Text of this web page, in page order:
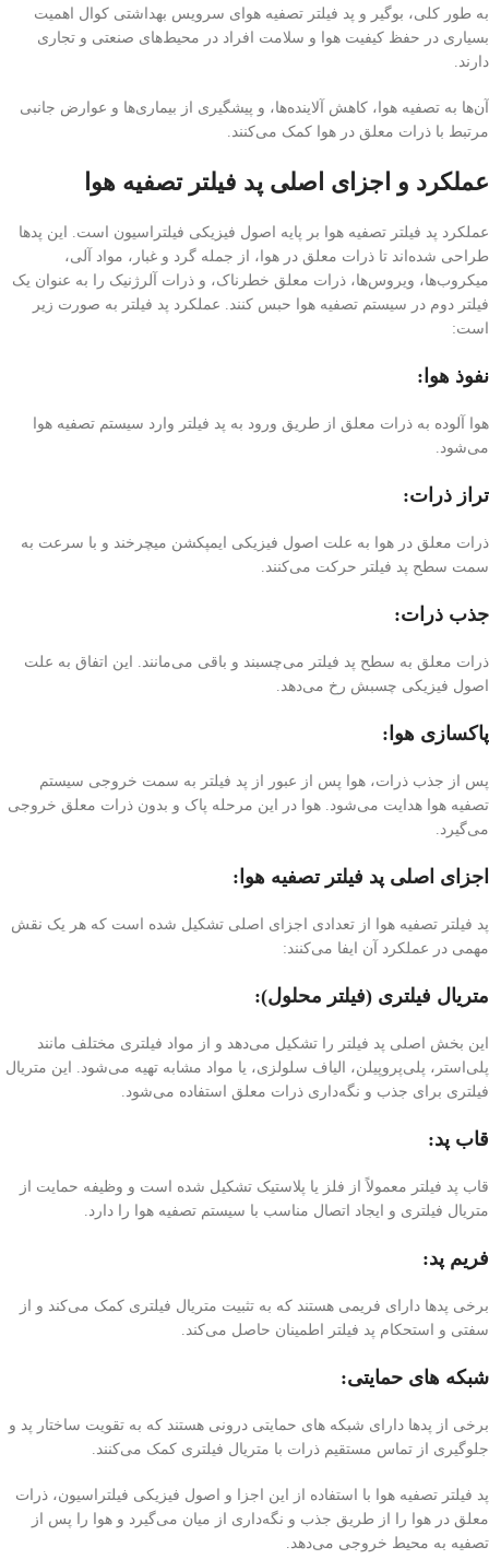
به طور کلی، بوگیر و پد فیلتر تصفیه هوای سرویس بهداشتی کوال اهمیت
بسیاری در حفظ کیفیت هوا و سلامت افراد در محیط‌های صنعتی و تجاری
دارند.
آن‌ها به تصفیه هوا، کاهش آلاینده‌ها، و پیشگیری از بیماری‌ها و عوارض جانبی
مرتبط با ذرات معلق در هوا کمک می‌کنند.
عملکرد و اجزای اصلی پد فیلتر تصفیه هوا
عملکرد پد فیلتر تصفیه هوا بر پایه اصول فیزیکی فیلتراسیون است. این پدها
طراحی شده‌اند تا ذرات معلق در هوا، از جمله گرد و غبار، مواد آلی،
میکروب‌ها، ویروس‌ها، ذرات معلق خطرناک، و ذرات آلرژنیک را به عنوان یک
فیلتر دوم در سیستم تصفیه هوا حبس کنند. عملکرد پد فیلتر به صورت زیر
است:
نفوذ هوا:
هوا آلوده به ذرات معلق از طریق ورود به پد فیلتر وارد سیستم تصفیه هوا
می‌شود.
تراز ذرات:
ذرات معلق در هوا به علت اصول فیزیکی ایمپکشن میچرخند و با سرعت به
سمت سطح پد فیلتر حرکت می‌کنند.
جذب ذرات:
ذرات معلق به سطح پد فیلتر می‌چسبند و باقی می‌مانند. این اتفاق به علت
اصول فیزیکی چسبش رخ می‌دهد.
پاکسازی هوا:
پس از جذب ذرات، هوا پس از عبور از پد فیلتر به سمت خروجی سیستم
تصفیه هوا هدایت می‌شود. هوا در این مرحله پاک و بدون ذرات معلق خروجی
می‌گیرد.
اجزای اصلی پد فیلتر تصفیه هوا:
پد فیلتر تصفیه هوا از تعدادی اجزای اصلی تشکیل شده است که هر یک نقش
مهمی در عملکرد آن ایفا می‌کنند:
متریال فیلتری (فیلتر محلول):
این بخش اصلی پد فیلتر را تشکیل می‌دهد و از مواد فیلتری مختلف مانند
پلی‌استر، پلی‌پروپیلن، الیاف سلولزی، یا مواد مشابه تهیه می‌شود. این متریال
فیلتری برای جذب و نگه‌داری ذرات معلق استفاده می‌شود.
قاب پد:
قاب پد فیلتر معمولاً از فلز یا پلاستیک تشکیل شده است و وظیفه حمایت از
متریال فیلتری و ایجاد اتصال مناسب با سیستم تصفیه هوا را دارد.
فریم پد:
برخی پدها دارای فریمی هستند که به تثبیت متریال فیلتری کمک می‌کند و از
سفتی و استحکام پد فیلتر اطمینان حاصل می‌کند.
شبکه های حمایتی:
برخی از پدها دارای شبکه های حمایتی درونی هستند که به تقویت ساختار پد و
جلوگیری از تماس مستقیم ذرات با متریال فیلتری کمک می‌کنند.
پد فیلتر تصفیه هوا با استفاده از این اجزا و اصول فیزیکی فیلتراسیون، ذرات
معلق در هوا را از طریق جذب و نگه‌داری از میان می‌گیرد و هوا را پس از
تصفیه به محیط خروجی می‌دهد.